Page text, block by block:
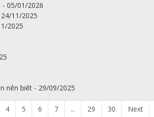
- 05/01/2026
11/2025
2025
nên biết - 29/09/2025
4 5 6 7 ... 29 30 Next